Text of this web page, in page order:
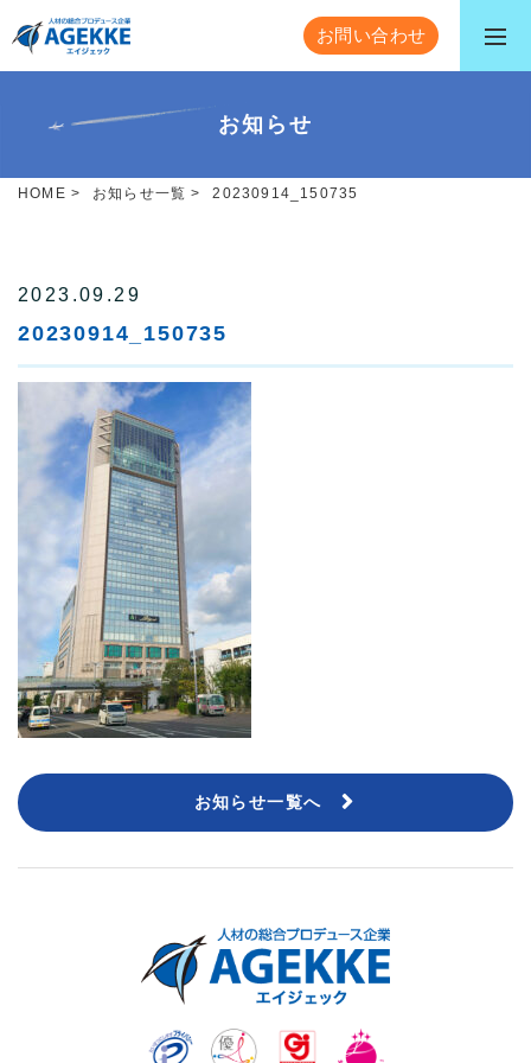
お問い合わせ
お知らせ
HOME > お知らせ一覧 > 20230914_150735
2023.09.29
20230914_150735
お知らせ一覧へ